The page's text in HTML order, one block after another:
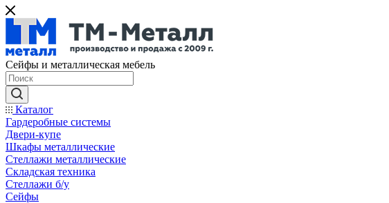
Сейфы и металлическая мебель
Каталог
Гардеробные системы
Двери-купе
Шкафы металлические
Стеллажи металлические
Складская техника
Стеллажи б/у
Сейфы